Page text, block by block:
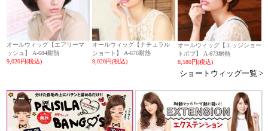
オールウィッグ【エアリーマ
ッシュ】 A-684耐熱
9,020円(税込)
オールウィッグ【ナチュラル
ショート】 A-676耐熱
9,020円(税込)
オールウィッグ【エッジショー
トボブ】 A-673耐熱
8,580円(税込)
ショートウィッグ一覧 >